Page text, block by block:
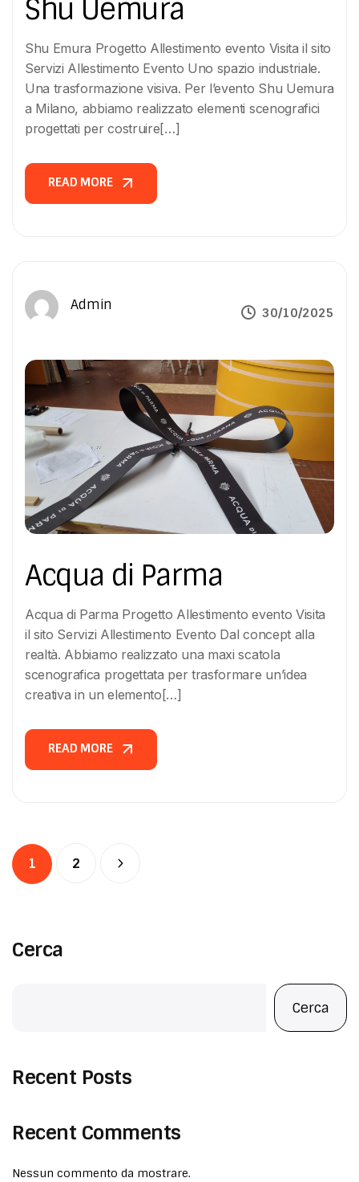
Shu Uemura
Shu Emura Progetto Allestimento evento Visita il sito
Servizi Allestimento Evento Uno spazio industriale.
Una trasformazione visiva. Per l’evento Shu Uemura
a Milano, abbiamo realizzato elementi scenografici
progettati per costruire[…]
READ MORE
Admin 30/10/2025
Acqua di Parma
Acqua di Parma Progetto Allestimento evento Visita
il sito Servizi Allestimento Evento Dal concept alla
realtà. Abbiamo realizzato una maxi scatola
scenografica progettata per trasformare un’idea
creativa in un elemento[…]
READ MORE
1 2
Cerca
Cerca
Recent Posts
Recent Comments
Nessun commento da mostrare.